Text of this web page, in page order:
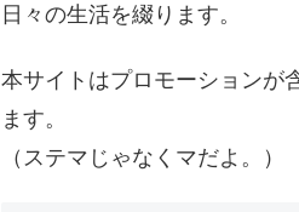
日々の生活を綴ります。
本サイトはプロモーションが
ます。
（ステマじゃなくマだよ。）